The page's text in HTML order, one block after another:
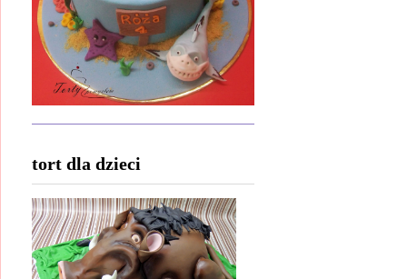
tort dla dzieci